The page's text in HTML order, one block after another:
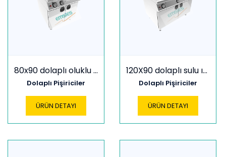
80x90 dolaplı oluklu ızgara
Dolaplı Pişiriciler
ÜRÜN DETAYI
120X90 dolaplı sulu ızgara
Dolaplı Pişiriciler
ÜRÜN DETAYI